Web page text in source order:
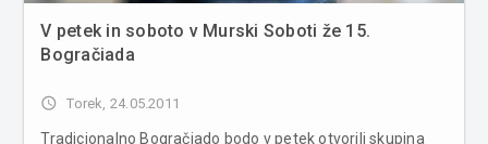
V petek in soboto v Murski Soboti že 15.
Bogračiada
access_time Torek, 24.05.2011
Tradicionalno Bogračiado bodo v petek otvorili skupina